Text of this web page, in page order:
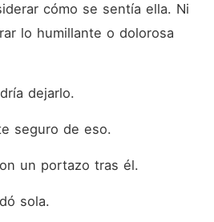
cómo se sentía ella. Ni
lo humillante o dolorosa
dejarlo.
seguro de eso.
un portazo tras él.
sola.